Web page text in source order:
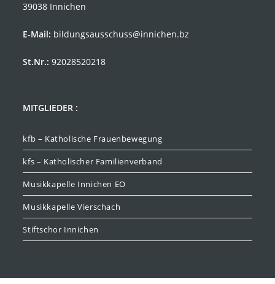
39038 Innichen
E-Mail: bildungsausschuss@innichen.bz
St.Nr.: 92028520218
MITGLIEDER :
kfb – Katholische Frauenbewegung
kfs – Katholischer Familienverband
Musikkapelle Innichen EO
Musikkapelle Vierschach
Stiftschor Innichen